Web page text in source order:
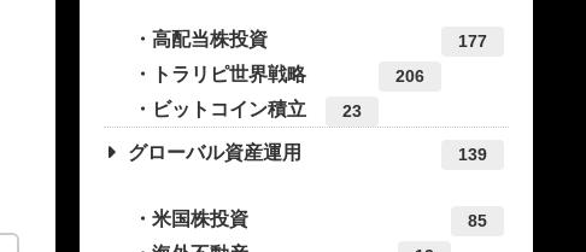
高配当株投資 177
トラリピ世界戦略 206
ビットコイン積立 23
グローバル資産運用 139
米国株投資 85